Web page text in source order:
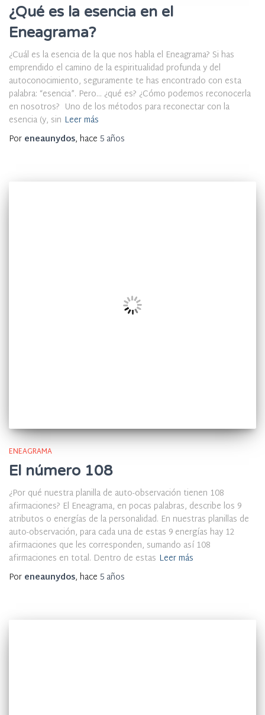
¿Qué es la esencia en el
Eneagrama?
¿Cuál es la esencia de la que nos habla el Eneagrama? Si has
emprendido el camino de la espiritualidad profunda y del
autoconocimiento, seguramente te has encontrado con esta
palabra: “esencia”. Pero… ¿qué es? ¿Cómo podemos reconocerla
en nosotros? Uno de los métodos para reconectar con la
esencia (y, sin Leer más
Por eneaunydos, hace 5 años
ENEAGRAMA
El número 108
¿Por qué nuestra planilla de auto-observación tienen 108
afirmaciones? El Eneagrama, en pocas palabras, describe los 9
atributos o energías de la personalidad. En nuestras planillas de
auto-observación, para cada una de estas 9 energías hay 12
afirmaciones que les corresponden, sumando así 108
afirmaciones en total. Dentro de estas Leer más
Por eneaunydos, hace 5 años